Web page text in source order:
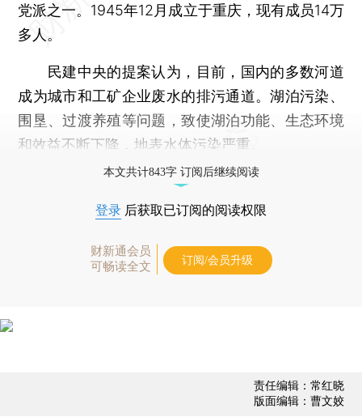
党派之一。1945年12月成立于重庆，现有成员14万
多人。
民建中央的提案认为，目前，国内的多数河道
成为城市和工矿企业废水的排污通道。湖泊污染、
围垦、过渡养殖等问题，致使湖泊功能、生态环境
和效益不断下降，地表水体污染严重。
本文共计843字 订阅后继续阅读
登录 后获取已订阅的阅读权限
财新通会员
可畅读全文
订阅/会员升级
责任编辑：常红晓
版面编辑：曹文姣